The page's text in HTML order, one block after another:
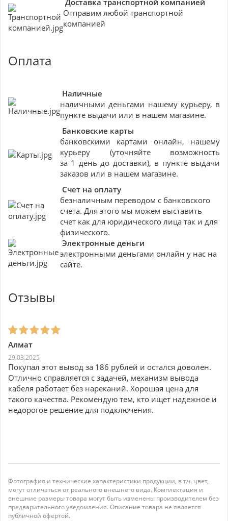
Отправим любой транспортной
компанией
Оплата
Наличные
наличными деньгами нашему курьеру, в
пункте выдачи или в нашем магазине.
Банковские карты
банковскими картами онлайн, нашему
курьеру (уточняйте возможность
за 1 день до доставки), в пункте выдачи
заказов или в нашем магазине.
Счет на оплату
безналичным переводом с банковского
счета. Для этого мы можем выставить
счет как для юридического лица так и для
физического.
Электронные деньги
электронными деньгами онлайн у нас на
сайте.
Отзывы
Алмат
29.03.2025
Покупал этот вывод за 186 рублей и остался доволен.
Отлично справляется с задачей, механизм вывода
кабеля работает без нареканий. Хорошая цена для
такого качества. Рекомендую тем, кто ищет надежное и
недорогое решение для подключения.
Фотография и технические характеристики продукции, в т.ч. цвет,
могут отличаться от реального внешнего вида. Комплектация и
внешние размеры товара могут быть изменены производителем без
предварительного уведомления. Описание товара не является
публичной офертой.